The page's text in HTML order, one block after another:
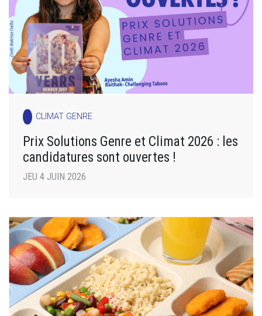
CLIMAT GENRE
Prix Solutions Genre et Climat 2026 : les
candidatures sont ouvertes !
JEU 4 JUIN 2026